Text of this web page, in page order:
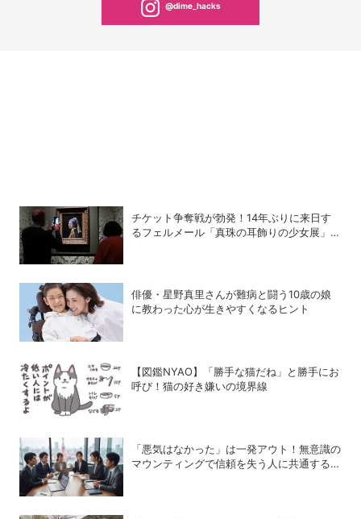
@dime_hacks
チケット争奪戦が勃発！14年ぶりに来日す
るフェルメール「真珠の耳飾りの少女展」の
俳優・星野真里さんが難病と闘う10歳の娘
に教わった心が生きやすくなるヒント
【図鑑NYAO】「勝手な猫だね」と勝手にお
呼び！猫の好き嫌いの境界線
「悪気はなかった」は一発アウト！無意識の
マウンティングで信頼を失う人に共通する